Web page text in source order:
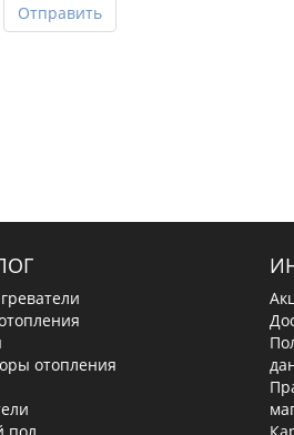
Отправить
отопления